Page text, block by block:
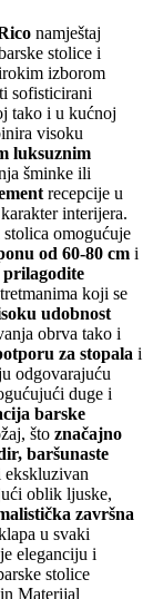
namještaj
stolice i
izborom
sofisticirani
tako i u kućnoj
visoku
luksuznim
šminke ili
recepcije u
interijera.
stolica omogućuje
od 60-80 cm i
prilagodite
koji se
udobnost
obrva tako i
za stopala i
odgovarajuću
duge i
barske
što značajno
baršunaste
ekskluzivan
oblik ljuske,
završna
u svaki
eleganciju i
stolice
Materijal